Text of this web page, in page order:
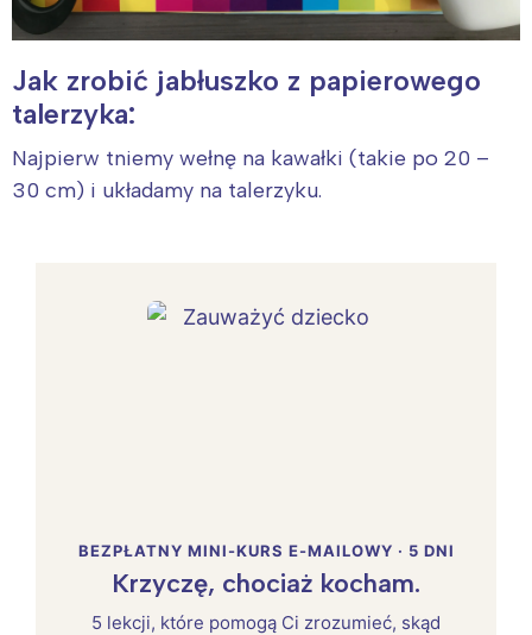
Jak zrobić jabłuszko z papierowego
talerzyka:
Najpierw tniemy wełnę na kawałki (takie po 20 –
30 cm) i układamy na talerzyku.
BEZPŁATNY MINI-KURS E-MAILOWY · 5 DNI
Krzyczę, chociaż kocham.
5 lekcji, które pomogą Ci zrozumieć, skąd